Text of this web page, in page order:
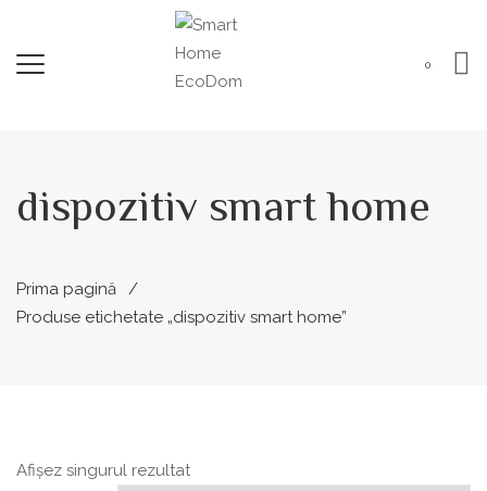
0
dispozitiv smart home
Prima pagină
Produse etichetate „dispozitiv smart home”
Afișez singurul rezultat